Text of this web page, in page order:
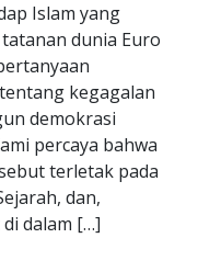
Islam yang
dunia Euro
kegagalan
demokrasi
percaya bahwa
terletak pada
dan,
dalam […]